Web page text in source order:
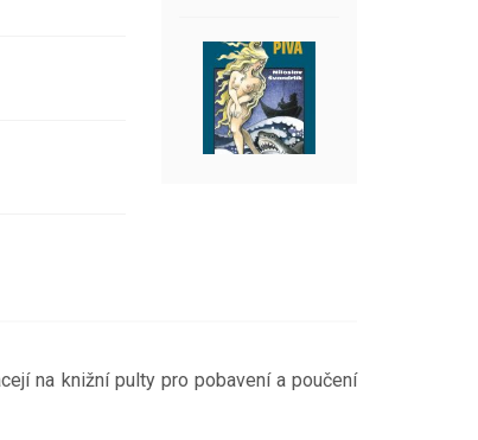
na knižní pulty pro pobavení a poučení